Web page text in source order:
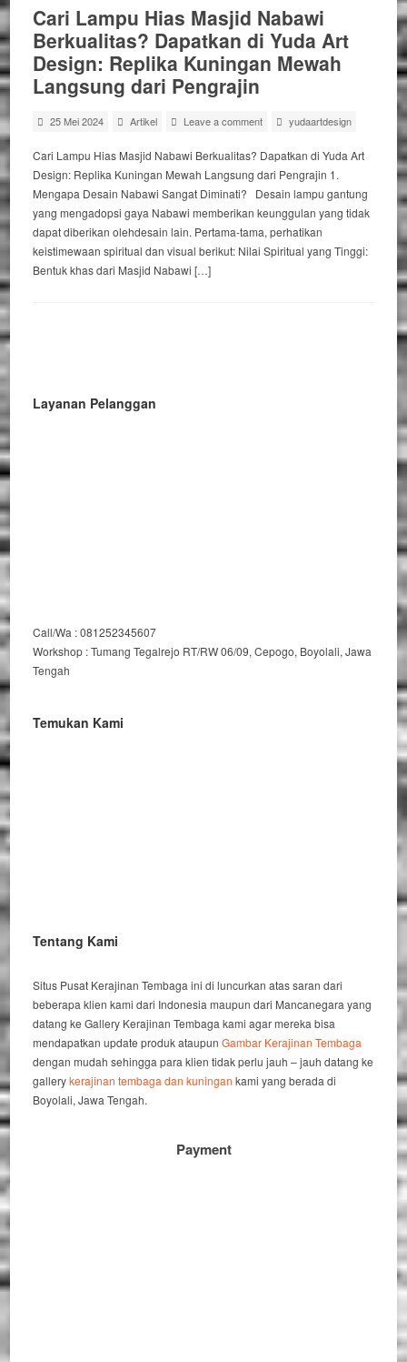
Cari Lampu Hias Masjid Nabawi
Berkualitas? Dapatkan di Yuda Art
Design: Replika Kuningan Mewah
Langsung dari Pengrajin
25 Mei 2024 Artikel Leave a comment yudaartdesign
Cari Lampu Hias Masjid Nabawi Berkualitas? Dapatkan di Yuda Art
Design: Replika Kuningan Mewah Langsung dari Pengrajin 1.
Mengapa Desain Nabawi Sangat Diminati? Desain lampu gantung
yang mengadopsi gaya Nabawi memberikan keunggulan yang tidak
dapat diberikan olehdesain lain. Pertama-tama, perhatikan
keistimewaan spiritual dan visual berikut: Nilai Spiritual yang Tinggi:
Bentuk khas dari Masjid Nabawi […]
Layanan Pelanggan
Call/Wa : 081252345607
Workshop : Tumang Tegalrejo RT/RW 06/09, Cepogo, Boyolali, Jawa
Tengah
Temukan Kami
Tentang Kami
Situs Pusat Kerajinan Tembaga ini di luncurkan atas saran dari
beberapa klien kami dari Indonesia maupun dari Mancanegara yang
datang ke Gallery Kerajinan Tembaga kami agar mereka bisa
mendapatkan update produk ataupunGambar Kerajinan Tembaga
dengan mudah sehingga para klien tidak perlu jauh – jauh datang ke
gallerykerajinan tembaga dan kuningan kami yang berada di
Boyolali, Jawa Tengah.
Payment